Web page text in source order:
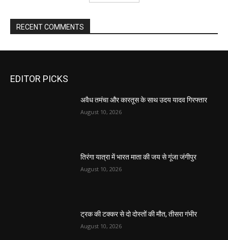
RECENT COMMENTS
EDITOR PICKS
अवैध तमंचा और कारतूस के साथ उदय यादव गिरफ्तार
August 10, 2026
तिरंगा यात्रा में भारत माता की जय से गूंजा जंगीपुर
August 10, 2026
ट्रक की टक्कर से दो दोस्तों की मौत, तीसरा गंभीर
August 10, 2026